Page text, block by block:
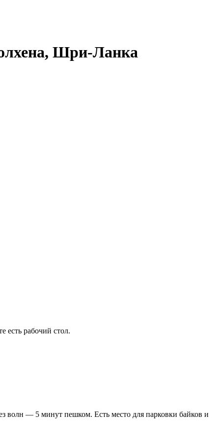
Шри-Ланка
есть рабочий стол.
волн — 5 минут пешком. Есть место для парковки байков и